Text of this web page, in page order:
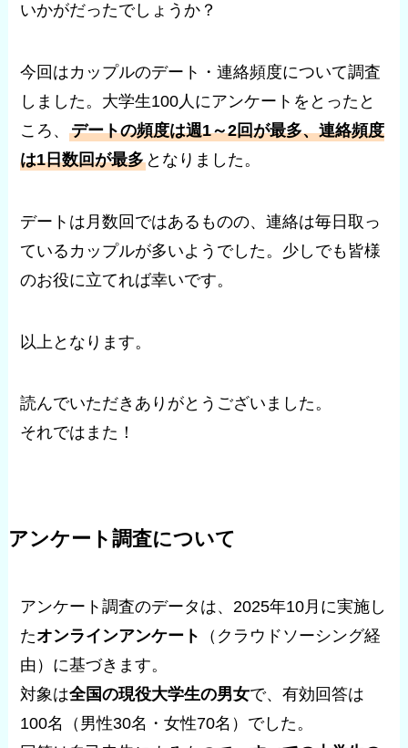
いかがだったでしょうか？
今回はカップルのデート・連絡頻度について調査
しました。大学生100人にアンケートをとったと
ころ、デートの頻度は週1～2回が最多、連絡頻度
は1日数回が最多 となりました。
デートは月数回ではあるものの、連絡は毎日取っ
ているカップルが多いようでした。少しでも皆様
のお役に立てれば幸いです。
以上となります。
読んでいただきありがとうございました。
それではまた！
アンケート調査について
アンケート調査のデータは、2025年10月に実施し
たオンラインアンケート
（クラウドソーシング経
由）に基づきます。
対象は全国の現役大学生の男女で、有効回答は
100名（男性30名・女性70名）でした。